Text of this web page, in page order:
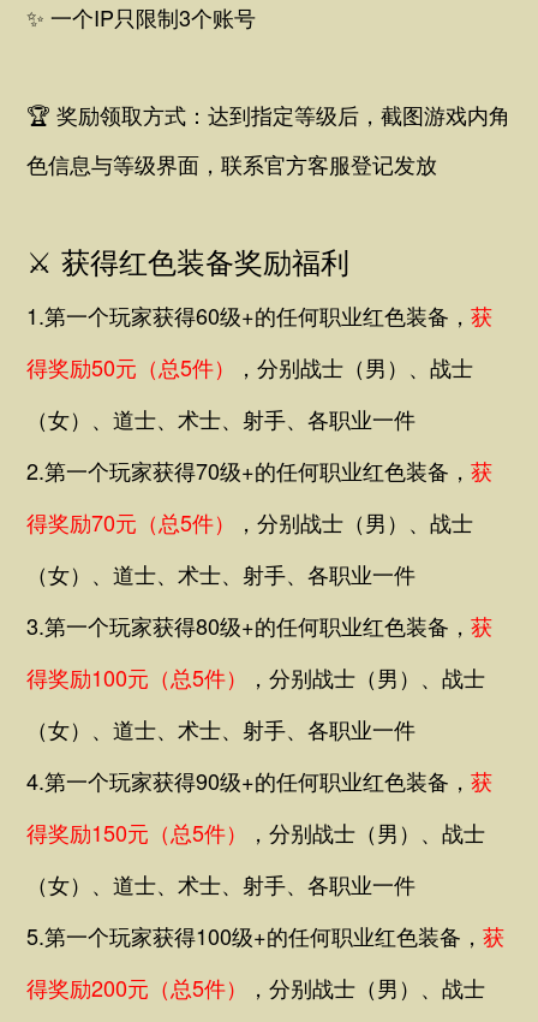
✨ 一个IP只限制3个账号
🏆 奖励领取方式：达到指定等级后，截图游戏内角
色信息与等级界面，联系官方客服登记发放
⚔️ 获得红色装备奖励福利
1.第一个玩家获得60级+的任何职业红色装备， 获
得奖励50元（总5件）
， 分别战士（男）、战士
（女）、道士、术士、射手、 各职业一件
2.第一个玩家获得70级+的任何职业红色装备， 获
得奖励70元（总5件） ， 分别战士（男）、战士
（女）、道士、术士、射手、 各职业一件
3.第一个玩家获得80级+的任何职业红色装备， 获
得奖励100元（总5件）
，分别战士（男）、战士
（女）、道士、术士、射手、 各职业一件
4.第一个玩家获得90级+的任何职业红色装备， 获
得奖励150元（总5件）
，分别战士（男）、战士
（女）、道士、术士、射手、 各职业一件
5.第一个玩家获得100级+的任何职业红色装备， 获
得奖励200元（总5件）
，分别战士（男）、战士